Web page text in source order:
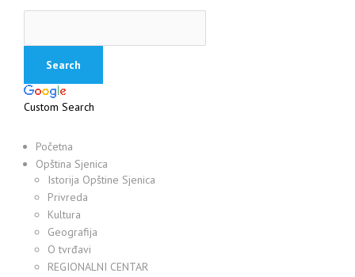
Custom Search
Početna
Opština Sjenica
Istorija Opštine Sjenica
Privreda
Kultura
Geografija
O tvrđavi
REGIONALNI CENTAR